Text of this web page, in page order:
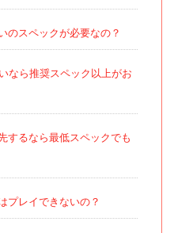
のスペックが必要なの？
なら推奨スペック以上がお
するなら最低スペックでも
プレイできないの？